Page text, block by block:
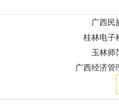
广西民
桂林电子
玉林师
广西经济管